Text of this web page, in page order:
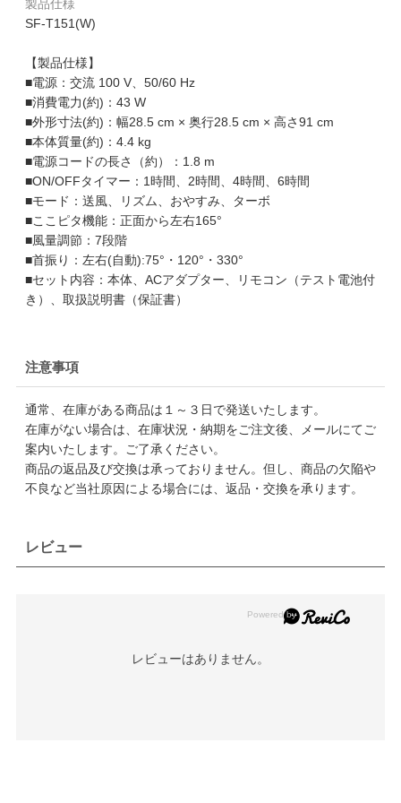
製品仕様
SF-T151(W)
【製品仕様】
■電源：交流 100 V、50/60 Hz
■消費電力(約)：43 W
■外形寸法(約)：幅28.5 cm × 奥行28.5 cm × 高さ91 cm
■本体質量(約)：4.4 kg
■電源コードの長さ（約）：1.8 m
■ON/OFFタイマー：1時間、2時間、4時間、6時間
■モード：送風、リズム、おやすみ、ターボ
■ここピタ機能：正面から左右165°
■風量調節：7段階
■首振り：左右(自動):75°・120°・330°
■セット内容：本体、ACアダプター、リモコン（テスト電池付
き）、取扱説明書（保証書）
注意事項
通常、在庫がある商品は１～３日で発送いたします。
在庫がない場合は、在庫状況・納期をご注文後、メールにてご
案内いたします。ご了承ください。
商品の返品及び交換は承っておりません。但し、商品の欠陥や
不良など当社原因による場合には、返品・交換を承ります。
レビュー
レビューはありません。